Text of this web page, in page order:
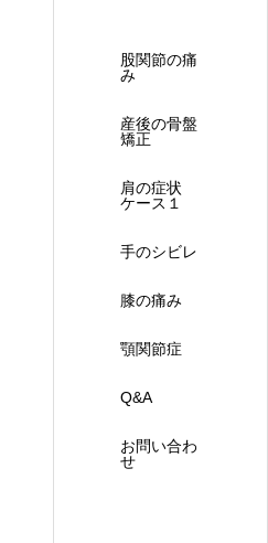
股関節の痛
み
産後の骨盤
矯正
肩の症状
ケース１
手のシビレ
膝の痛み
顎関節症
Q&A
お問い合わ
せ